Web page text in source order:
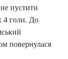
пустити
4 голи. До
повернулася